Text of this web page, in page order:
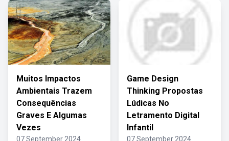
Muitos Impactos
Ambientais Trazem
Consequências
Graves E Algumas
Vezes
07 September 2024
Game Design
Thinking Propostas
Lúdicas No
Letramento Digital
Infantil
07 September 2024